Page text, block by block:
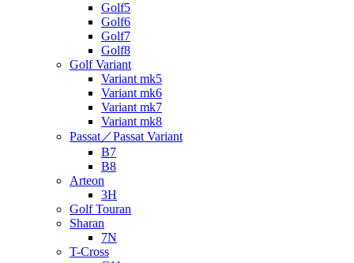
Golf5
Golf6
Golf7
Golf8
Golf Variant
Variant mk5
Variant mk6
Variant mk7
Variant mk8
Passat／Passat Variant
B7
B8
Arteon
3H
Golf Touran
Sharan
7N
T-Cross